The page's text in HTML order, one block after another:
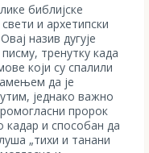
библијске
и архетипски
назив дугује
тренутку када
који су спалили
да је
једнако важно
пророк
кадар и способан да
„тихи и танани